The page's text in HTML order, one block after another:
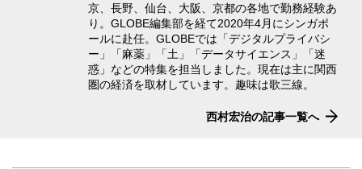
京、長野、仙台、大阪、京都の各地で勤務経験あ
り。GLOBE編集部を経て2020年4月にシンガポ
ールに赴任。GLOBEでは「デジタルプライバシ
ー」「麻薬」「土」「データサイエンス」「迷
惑」などの特集を担当しました。現在は主に関西
圏の経済を取材しています。趣味は歌三線。
西村宏治の記事一覧へ